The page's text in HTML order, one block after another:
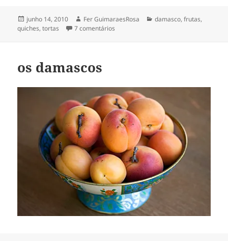
Publicado
em
junho 14, 2010 Autor
Fer GuimaraesRosa Categorias
damasco,frutas,
quiches, tortas
7 comentários
os damascos